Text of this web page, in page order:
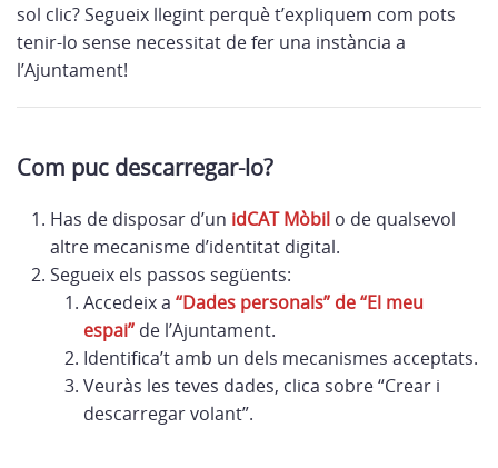
sol clic? Segueix llegint perquè t’expliquem com pots
tenir-lo sense necessitat de fer una instància a
l’Ajuntament!
Com puc descarregar-lo?
Has de disposar d’un idCAT Mòbil o de qualsevol
altre mecanisme d’identitat digital.
Segueix els passos següents:
Accedeix a “Dades personals” de “El meu
espai” de l’Ajuntament.
Identifica’t amb un dels mecanismes acceptats.
Veuràs les teves dades, clica sobre “Crear i
descarregar volant”.